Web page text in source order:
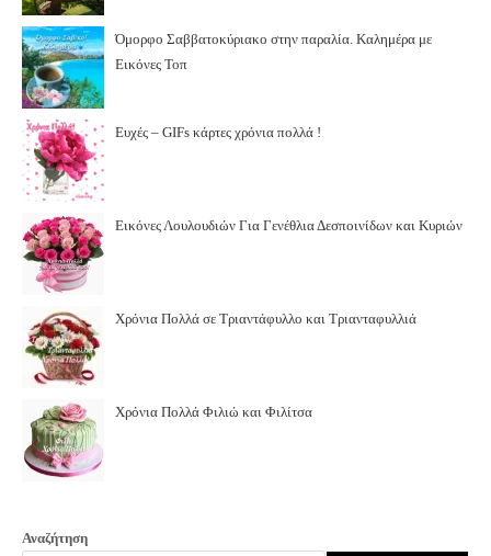
Όμορφο Σαββατοκύριακο στην παραλία. Καλημέρα με
Εικόνες Τοπ
Ευχές – GIFs κάρτες χρόνια πολλά !
Εικόνες Λουλουδιών Για Γενέθλια Δεσποινίδων και Κυριών
Χρόνια Πολλά σε Τριαντάφυλλο και Τριανταφυλλιά
Χρόνια Πολλά Φιλιώ και Φιλίτσα
Αναζήτηση